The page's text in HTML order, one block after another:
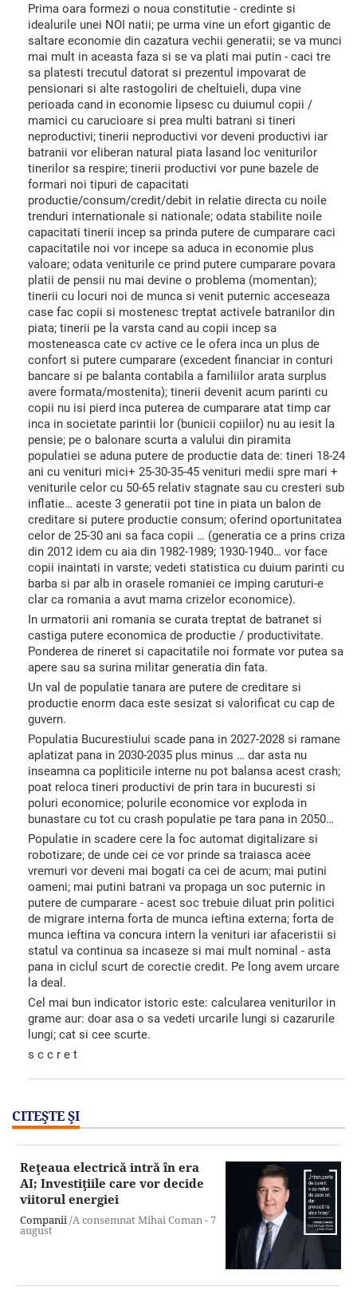
Prima oara formezi o noua constitutie - credinte si
idealurile unei NOI natii; pe urma vine un efort gigantic de
saltare economie din cazatura vechii generatii; se va munci
mai mult in aceasta faza si se va plati mai putin - caci tre
sa platesti trecutul datorat si prezentul impovarat de
pensionari si alte rastogoliri de cheltuieli, dupa vine
perioada cand in economie lipsesc cu duiumul copii /
mamici cu carucioare si prea multi batrani si tineri
neproductivi; tinerii neproductivi vor deveni productivi iar
batranii vor eliberan natural piata lasand loc veniturilor
tinerilor sa respire; tinerii productivi vor pune bazele de
formari noi tipuri de capacitati
productie/consum/credit/debit in relatie directa cu noile
trenduri internationale si nationale; odata stabilite noile
capacitati tinerii incep sa prinda putere de cumparare caci
capacitatile noi vor incepe sa aduca in economie plus
valoare; odata veniturile ce prind putere cumparare povara
platii de pensii nu mai devine o problema (momentan);
tinerii cu locuri noi de munca si venit puternic acceseaza
case fac copii si mostenesc treptat activele batranilor din
piata; tinerii pe la varsta cand au copii incep sa
mosteneasca cate cv active ce le ofera inca un plus de
confort si putere cumparare (excedent financiar in conturi
bancare si pe balanta contabila a familiilor arata surplus
avere formata/mostenita); tinerii devenit acum parinti cu
copii nu isi pierd inca puterea de cumparare atat timp car
inca in societate parintii lor (bunicii copiilor) nu au iesit la
pensie; pe o balonare scurta a valului din piramita
populatiei se aduna putere de productie data de: tineri 18-24
ani cu venituri mici+ 25-30-35-45 venituri medii spre mari +
veniturile celor cu 50-65 relativ stagnate sau cu cresteri sub
inflatie… aceste 3 generatii pot tine in piata un balon de
creditare si putere productie consum; oferind oportunitatea
celor de 25-30 ani sa faca copii … (generatia ce a prins criza
din 2012 idem cu aia din 1982-1989; 1930-1940… vor face
copii inaintati in varste; vedeti statistica cu duium parinti cu
barba si par alb in orasele romaniei ce imping caruturi-e
clar ca romania a avut mama crizelor economice).
In urmatorii ani romania se curata treptat de batranet si
castiga putere economica de productie / productivitate.
Ponderea de rineret si capacitatile noi formate vor putea sa
apere sau sa surina militar generatia din fata.
Un val de populatie tanara are putere de creditare si
productie enorm daca este sesizat si valorificat cu cap de
guvern.
Populatia Bucurestiului scade pana in 2027-2028 si ramane
aplatizat pana in 2030-2035 plus minus … dar asta nu
inseamna ca popliticile interne nu pot balansa acest crash;
poat reloca tineri productivi de prin tara in bucuresti si
poluri economice; polurile economice vor exploda in
bunastare cu tot cu crash populatie pe tara pana in 2050…
Populatie in scadere cere la foc automat digitalizare si
robotizare; de unde cei ce vor prinde sa traiasca acee
vremuri vor deveni mai bogati ca cei de acum; mai putini
oameni; mai putini batrani va propaga un soc puternic in
putere de cumparare - acest soc trebuie diluat prin politici
de migrare interna forta de munca ieftina externa; forta de
munca ieftina va concura intern la venituri iar afaceristii si
statul va continua sa incaseze si mai mult nominal - asta
pana in ciclul scurt de corectie credit. Pe long avem urcare
la deal.
Cel mai bun indicator istoric este: calcularea veniturilor in
grame aur: doar asa o sa vedeti urcarile lungi si cazarurile
lungi; cat si cee scurte.
s c c r e t
CITEŞTE ŞI
Reţeaua electrică intră în era
AI; Investiţiile care vor decide
viitorul energiei
Companii/A consemnat Mihai Coman -7
august